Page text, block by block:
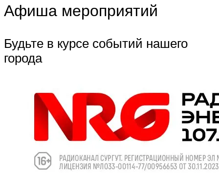
Афиша мероприятий
Будьте в курсе событий нашего
города